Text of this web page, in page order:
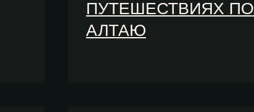
ПУТЕШЕСТВИЯХ ПО
АЛТАЮ